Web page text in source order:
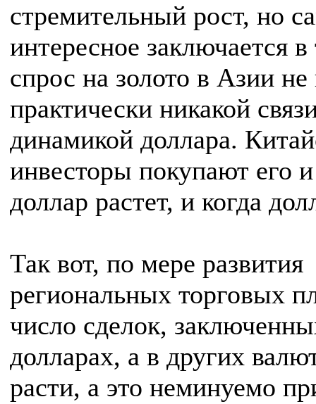
стремительный рост, но
интересное заключается
спрос на золото в Азии не
практически никакой
динамикой доллара.
инвесторы покупают его и
доллар растет, и когда
Так вот, по мере развития
региональных торговых
число сделок,
долларах, а в других
расти, а это неминуемо